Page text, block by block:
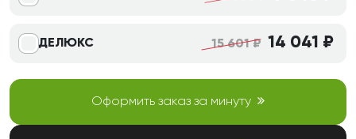
ДЕЛЮКС 15 601 ₽ 14 041 ₽
Оформить заказ за минуту